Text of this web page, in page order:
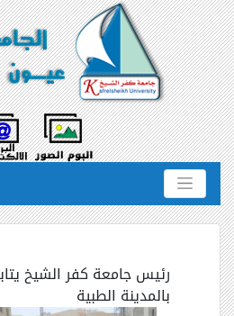
رئيس جامعة كفر الشيخ
بالمدينة الطبية